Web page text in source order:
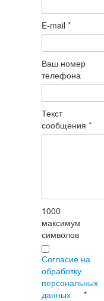
E-mail*
Ваш номер
телефона
Текст
сообщения*
1000
максимум
символов
Согласие на
обработку
персональных
данных
*